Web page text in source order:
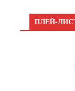
ПЛЕЙ-